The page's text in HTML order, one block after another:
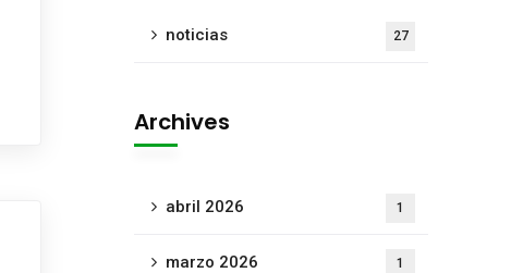
noticias 27
Archives
abril 2026 1
marzo 2026 1